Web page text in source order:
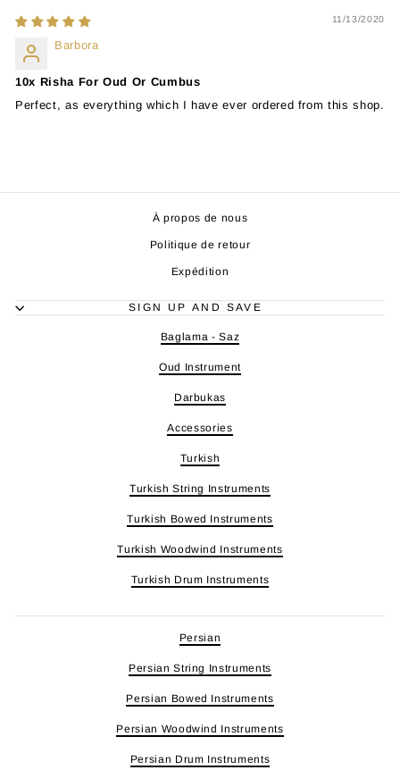
11/13/2020
Barbora
10x Risha For Oud Or Cumbus
Perfect, as everything which I have ever ordered from this shop.
À propos de nous
Politique de retour
Expédition
SIGN UP AND SAVE
Baglama - Saz
Oud Instrument
Darbukas
Accessories
Turkish
Turkish String Instruments
Turkish Bowed Instruments
Turkish Woodwind Instruments
Turkish Drum Instruments
Persian
Persian String Instruments
Persian Bowed Instruments
Persian Woodwind Instruments
Persian Drum Instruments